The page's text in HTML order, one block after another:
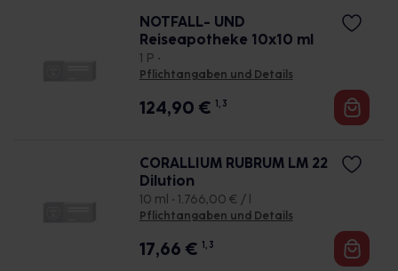
NOTFALL- UND
Reiseapotheke 10x10 ml
1 P •
Pflichtangaben und Details
124,90 € 1, 3
CORALLIUM RUBRUM LM 22
Dilution
10 ml • 1.766,00 € / l
Pflichtangaben und Details
17,66 € 1, 3